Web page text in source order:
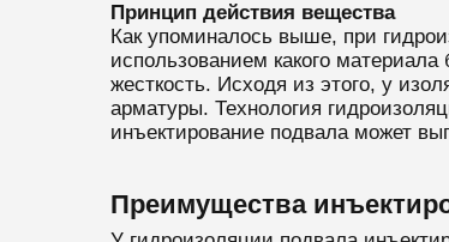
Принцип действия вещества
Как упоминалось выше, при
использованием какого
жесткость. Исходя из этого, у
арматуры. Технология
инъектирование подвала может
Преимущества